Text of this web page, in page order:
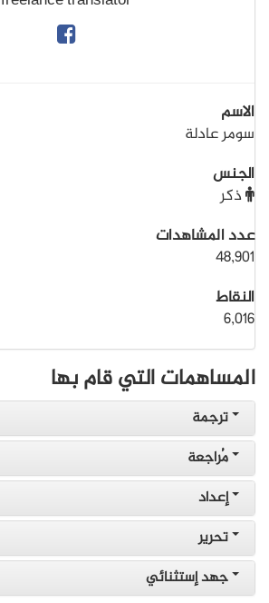
الاسم
سومر عادلة
الجنس
ذكر
عدد المشاهدات
48,901
النقاط
6,016
المساهمات التي قام بها
ترجمة
مُراجعة
إعداد
تحرير
جهد إستثنائي